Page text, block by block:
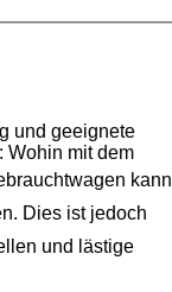
und geeignete
getroffen ist, ist oftmals noch eine entscheidende Frage zu klären: Wohin mit dem
kann
Dies ist jedoch
und lästige